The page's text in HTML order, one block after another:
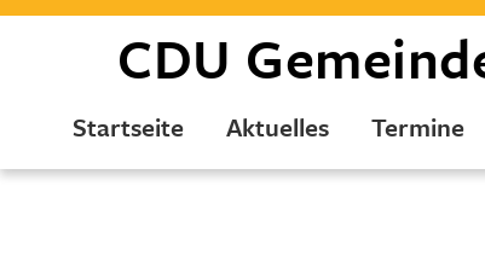
CDU
Startseite Aktuelles Termine